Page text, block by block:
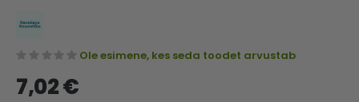
gallery
Ole esimene, kes seda toodet arvustab
7,02 €